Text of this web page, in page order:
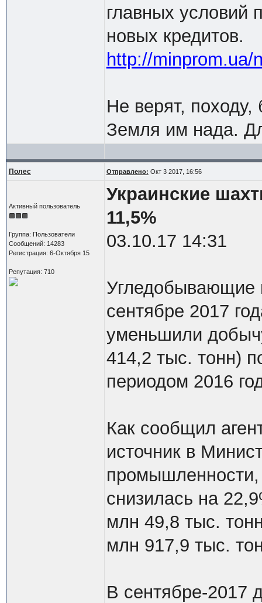
главных условий
новых кредитов.
http://minprom.ua/
Не верят, походу,
Земля им нада.
Полес Отправлено: Окт 3 2017, 16:56
Активный пользователь
Группа: Пользователи
Сообщений: 14283
Регистрация: 6-Октября 15
Репутация: 710
Украинские
11,5%
03.10.17 14:31
Угледобывающие
сентябре 2017
уменьшили
414,2 тыс. тонн)
периодом 2016
Как сообщил
источник в
промышленности,
снизилась на
млн 49,8 тыс.
млн 917,9 тыс.
В сентябре-2017